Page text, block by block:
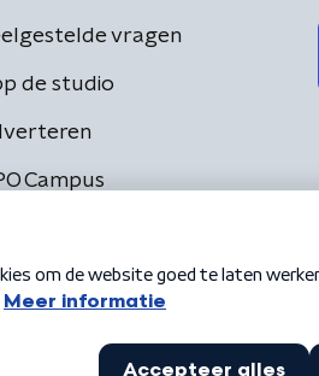
vragen
de studio
Campus